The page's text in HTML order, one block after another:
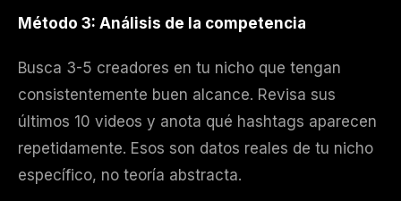
Método 3: Análisis de la competencia
Busca 3-5 creadores en tu nicho que tengan
consistentemente buen alcance. Revisa sus
últimos 10 videos y anota qué hashtags aparecen
repetidamente. Esos son datos reales de tu nicho
específico, no teoría abstracta.